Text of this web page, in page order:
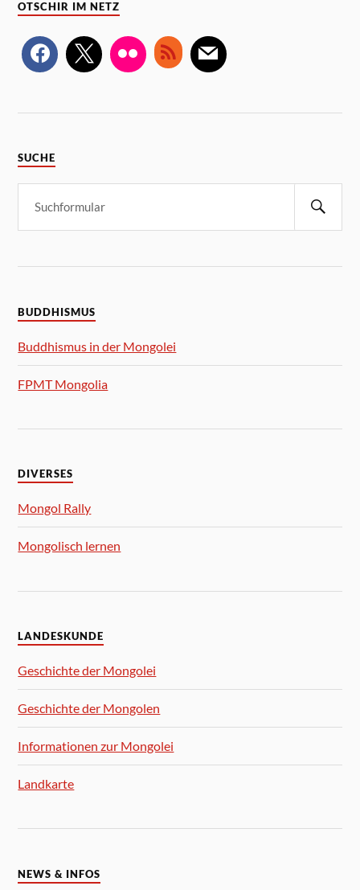
OTSCHIR IM NETZ
SUCHE
BUDDHISMUS
Buddhismus in der Mongolei
FPMT Mongolia
DIVERSES
Mongol Rally
Mongolisch lernen
LANDESKUNDE
Geschichte der Mongolei
Geschichte der Mongolen
Informationen zur Mongolei
Landkarte
NEWS & INFOS